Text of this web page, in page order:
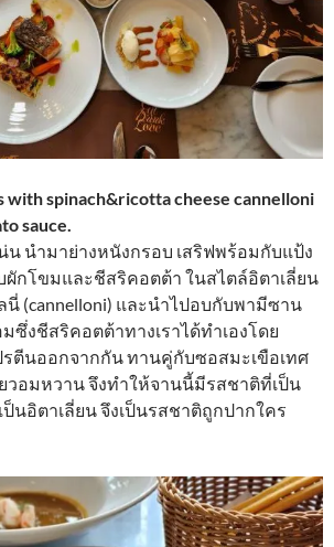
with spinach&ricotta cheese cannelloni
sauce.
น นำมาย่างหนังกรอบ เสริฟพร้อมกับแป้ง
กโขมและชีสริคอตต้า ในสไตล์อิตาเลี่ยน
นี่ (cannelloni) และนำไปอบกับพามีซาน
ซึ่งชีสริคอตต้าทางเราได้ทำเองโดย
ตีนออกจากกัน ทานคู่กับซอสมะเขือเทศ
วอมหวาน จึงทำให้จานนี้มีรสชาติที่เป็น
นอิตาเลี่ยน จึงเป็นรสชาติถูกปากใคร